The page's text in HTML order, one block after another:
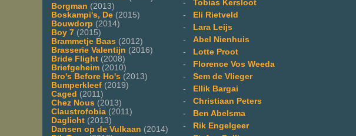
Borgman (2013)
Boskampi's, De (2015)
Bouwdorp (2014)
Boy 7 (2015)
Brammetje Baas (2012)
Brasserie Valentijn (2016)
Bride Flight (2008)
Briefgeheim (2010)
Bro's Before Ho's (2013)
Bumperkleef (2019)
Caged (2011)
Chez Nous (2013)
Claustrofobia (2011)
Daglicht (2013)
Dansen op de Vulkaan (2014)
- Tobias Kersloot
-
Eli Rietveld
-
Lara Leijs
- Abel Nienhuis
-
Lotte Proot
-
Florence Vos Weeda
- Sem de Vlieger
-
Ellik Bargai
- Christiaan Peters
-
Ben Abelsma
-
Rik Engelgeer